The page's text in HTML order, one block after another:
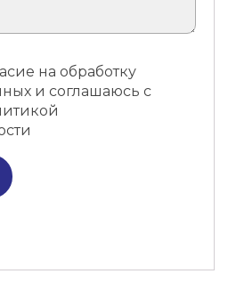
на обработку
и соглашаюсь с